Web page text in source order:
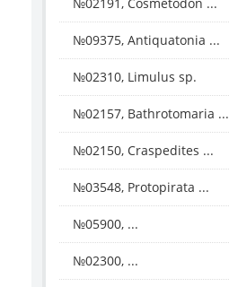
№09375, Antiquatonia ...
№02310, Limulus sp.
№02157, Bathrotomaria ...
№02150, Craspedites ...
№03548, Protopirata ...
№05900, ...
№02300, ...